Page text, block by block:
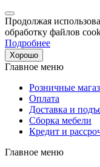
Продолжая
обработку файлов
Подробнее
Хорошо
Главное меню
Розничные
Оплата
Доставка и
Сборка мебели
Кредит и
Главное меню